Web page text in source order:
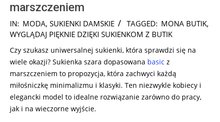
marszczeniem
2024-
08-
IN: MODA, SUKIENKI DAMSKIE TAGGED: MONA BUTIK,
WYGLĄDAJ PIĘKNIE DZIĘKI SUKIENKOM Z BUTIK
Czy szukasz uniwersalnej sukienki, która sprawdzi się na
wiele okazji? Sukienka szara dopasowana basic z
marszczeniem to propozycja, która zachwyci każdą
miłośniczkę minimalizmu i klasyki. Ten niezwykle kobiecy i
elegancki model to idealne rozwiązanie zarówno do pracy,
jak i na wieczorne wyjście.